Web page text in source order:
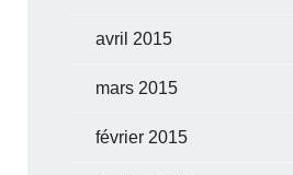
avril 2015
mars 2015
février 2015